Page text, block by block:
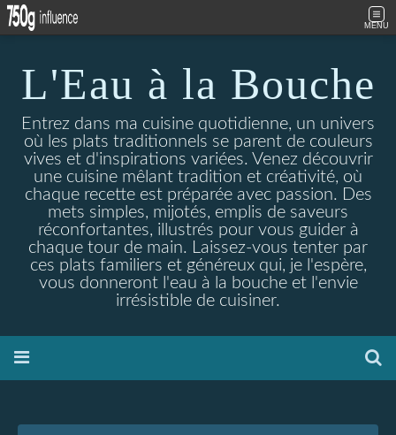
MENU
L'Eau à la Bouche
Entrez dans ma cuisine quotidienne, un univers
où les plats traditionnels se parent de couleurs
vives et d'inspirations variées. Venez découvrir
une cuisine mêlant tradition et créativité, où
chaque recette est préparée avec passion. Des
mets simples, mijotés, emplis de saveurs
réconfortantes, illustrés pour vous guider à
chaque tour de main. Laissez-vous tenter par
ces plats familiers et généreux qui, je l'espère,
vous donneront l'eau à la bouche et l'envie
irrésistible de cuisiner.